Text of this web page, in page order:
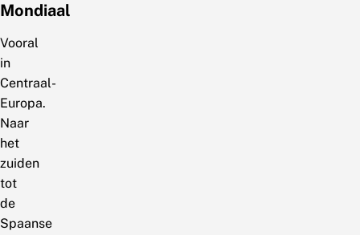
Mondiaal
Vooral
in
Centraal-
Europa.
Naar
het
zuiden
tot
de
Spaanse